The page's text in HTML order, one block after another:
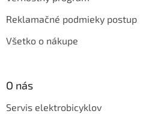
Reklamačné podmieky postup
Všetko o nákupe
O nás
Servis elektrobicyklov